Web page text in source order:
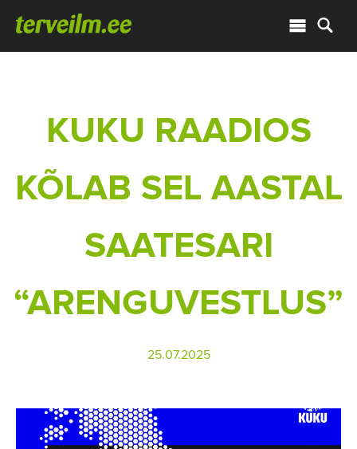
KUKU RAADIOS
KÕLAB SEL AASTAL
SAATESARI
“ARENGUVESTLUS”
25.07.2025